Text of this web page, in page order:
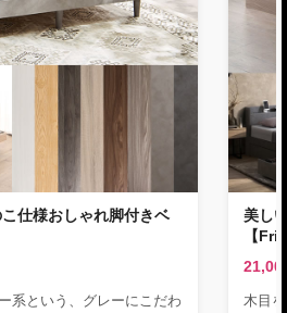
仕様おしゃれ脚付きベ
系という、グレーにこだわ
美し
【
木目